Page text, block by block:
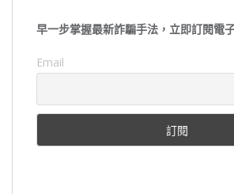
早一步掌握最新詐騙手法，立即訂閱電
Email